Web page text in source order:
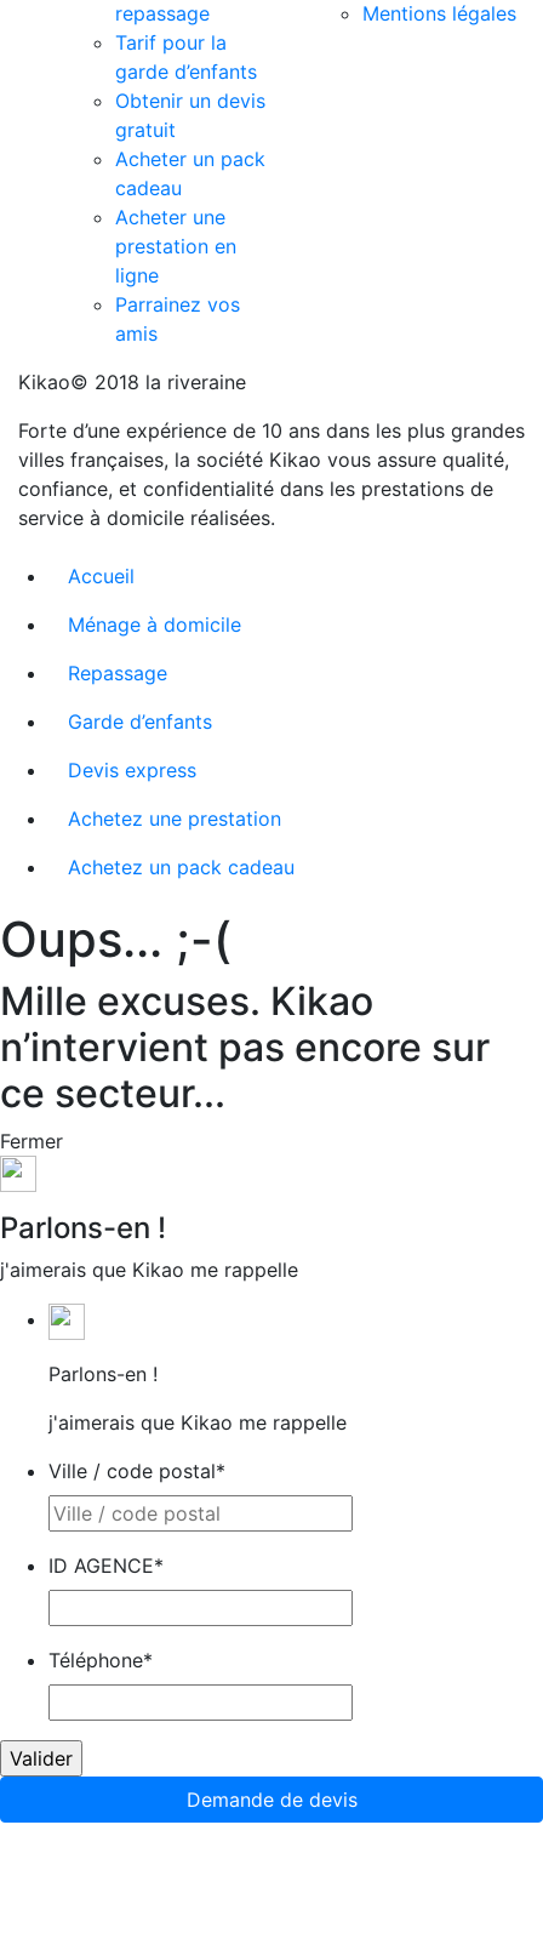
repassage
Tarif pour la
garde d’enfants
Obtenir un devis
gratuit
Acheter un pack
cadeau
Acheter une
prestation en
ligne
Parrainez vos
amis
Mentions légales
Kikao© 2018 la riveraine
Forte d’une expérience de 10 ans dans les plus grandes
villes françaises, la société Kikao vous assure qualité,
confiance, et confidentialité dans les prestations de
service à domicile réalisées.
Accueil
Ménage à domicile
Repassage
Garde d’enfants
Devis express
Achetez une prestation
Achetez un pack cadeau
Oups... ;-(
Mille excuses. Kikao
n’intervient pas encore sur
ce secteur...
Fermer
Parlons-en !
j'aimerais que Kikao me rappelle
Parlons-en !
j'aimerais que Kikao me rappelle
Ville / code postal*
ID AGENCE*
Téléphone*
Demande de devis